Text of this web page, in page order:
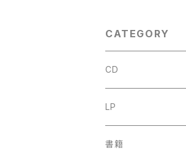
ET KEMPERS 1927
CATEGORY
CD
古楽
中古CD
古楽以外
LP
古楽
書籍